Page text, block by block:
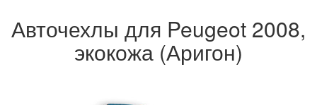
Авточехлы для Peugeot 2008,
экокожа (Аригон)